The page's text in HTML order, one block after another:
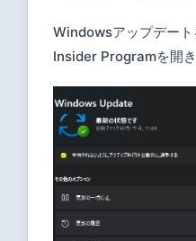
Windowsアップデー
Insider Programを開き